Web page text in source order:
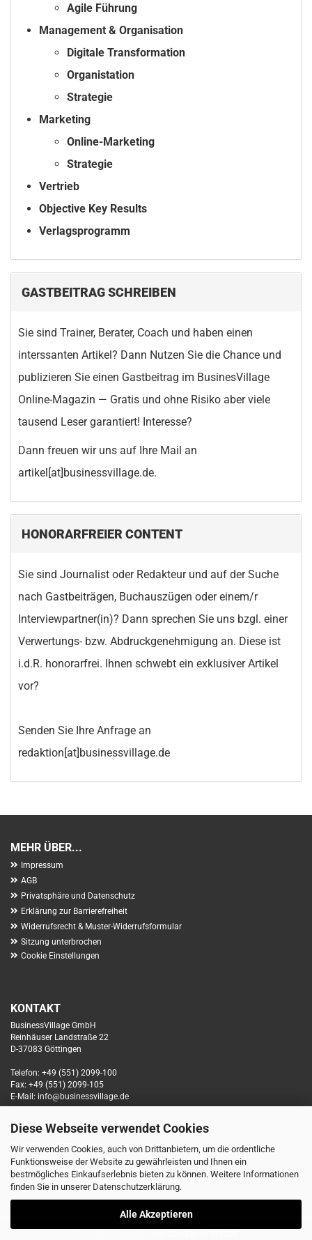
Diese Webseite verwendet Cookies
Wir verwenden Cookies, auch von Drittanbietern, um die ordentliche
Funktionsweise der Website zu gewährleisten und Ihnen ein
bestmögliches Einkaufserlebnis bieten zu können. Weitere Informationen
finden Sie in unserer Datenschutzerklärung.
Alle Akzeptieren
Agile Führung
Management & Organisation
Digitale Transformation
Organistation
Strategie
Marketing
Online-Marketing
Strategie
Vertrieb
Objective Key Results
Verlagsprogramm
GASTBEITRAG SCHREIBEN
Sie sind Trainer, Berater, Coach und haben einen
interssanten Artikel? Dann Nutzen Sie die Chance und
publizieren Sie einen Gastbeitrag im BusinesVillage
Online-Magazin — Gratis und ohne Risiko aber viele
tausend Leser garantiert! Interesse?
Dann freuen wir uns auf Ihre Mail an
artikel[at]businessvillage.de.
HONORARFREIER CONTENT
Sie sind Journalist oder Redakteur und auf der Suche
nach Gastbeiträgen, Buchauszügen oder einem/r
Interviewpartner(in)? Dann sprechen Sie uns bzgl. einer
Verwertungs- bzw. Abdruckgenehmigung an. Diese ist
i.d.R. honorarfrei. Ihnen schwebt ein exklusiver Artikel
vor?
Senden Sie Ihre Anfrage an
redaktion[at]businessvillage.de
MEHR ÜBER...
Impressum
AGB
Privatsphäre und Datenschutz
Erklärung zur Barrierefreiheit
Widerrufsrecht & Muster-Widerrufsformular
Sitzung unterbrochen
Cookie Einstellungen
KONTAKT
BusinessVillage GmbH
Reinhäuser Landstraße 22
D-37083 Göttingen
Telefon: +49 (551) 2099-100
Fax: +49 (551) 2099-105
E-Mail: info@businessvillage.de
SOCIAL MEDIA